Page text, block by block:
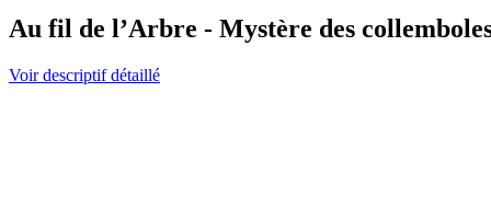
Au fil de l’Arbre - Mystère des
Voir descriptif détaillé